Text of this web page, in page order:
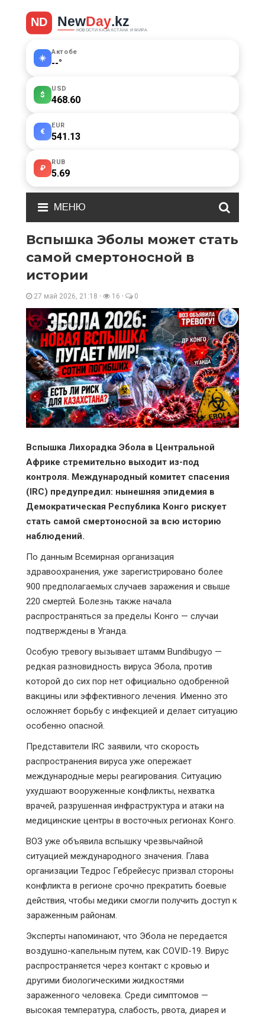
☀️
Актобе
--°
$
USD
468.60
€
EUR
541.13
₽
RUB
5.69
МЕНЮ
Вспышка Эболы может стать
самой смертоносной в
истории
27 май 2026, 21:18 · 16 · 0
Вспышка Лихорадка Эбола в Центральной
Африке стремительно выходит из-под
контроля. Международный комитет спасения
(IRC) предупредил: нынешняя эпидемия в
Демократическая Республика Конго рискует
стать самой смертоносной за всю историю
наблюдений.
По данным Всемирная организация
здравоохранения, уже зарегистрировано более
900 предполагаемых случаев заражения и свыше
220 смертей. Болезнь также начала
распространяться за пределы Конго — случаи
подтверждены в Уганда.
Особую тревогу вызывает штамм Bundibugyo —
редкая разновидность вируса Эбола, против
которой до сих пор нет официально одобренной
вакцины или эффективного лечения. Именно это
осложняет борьбу с инфекцией и делает ситуацию
особенно опасной.
Представители IRC заявили, что скорость
распространения вируса уже опережает
международные меры реагирования. Ситуацию
ухудшают вооруженные конфликты, нехватка
врачей, разрушенная инфраструктура и атаки на
медицинские центры в восточных регионах Конго.
ВОЗ уже объявила вспышку чрезвычайной
ситуацией международного значения. Глава
организации Тедрос Гебрейесус призвал стороны
конфликта в регионе срочно прекратить боевые
действия, чтобы медики смогли получить доступ к
зараженным районам.
Эксперты напоминают, что Эбола не передается
воздушно-капельным путем, как COVID-19. Вирус
распространяется через контакт с кровью и
другими биологическими жидкостями
зараженного человека. Среди симптомов —
высокая температура, слабость, рвота, диарея и